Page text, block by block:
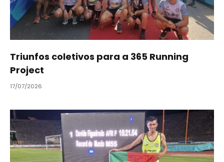
Triunfos coletivos para a 365 Running
Project
17/07/2026